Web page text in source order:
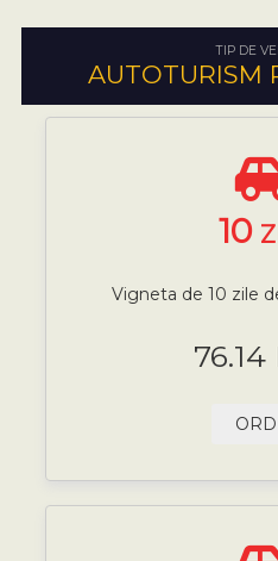
TIP DE
AUTOTURISM
10
Vigneta de 10 zile
76.14